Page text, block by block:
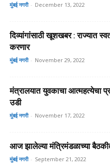
मुंबई नगरी - December 13, 2022
दिव्यांगांसाठी खूशखबर : राज्यात
करणार
मुंबई नगरी - November 29, 2022
मंत्रालयात युवकाचा आत्महत्येचा
उडी
मुंबई नगरी - November 17, 2022
आज झालेल्या मंत्रिमंडळाच्या
मुंबई नगरी - September 21, 2022